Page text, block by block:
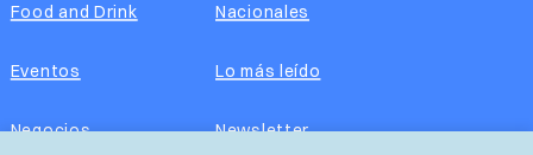
Food and Drink
Eventos
Negocios
Nacionales
Lo más leído
Newsletter